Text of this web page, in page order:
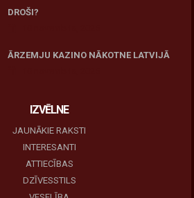
DROŠI?
ĀRZEMJU KAZINO NĀKOTNE LATVIJĀ
IZVĒLNE
JAUNĀKIE RAKSTI
INTERESANTI
ATTIECĪBAS
DZĪVESSTILS